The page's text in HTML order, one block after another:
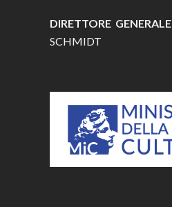
DIRETTORE GENERALE
SCHMIDT